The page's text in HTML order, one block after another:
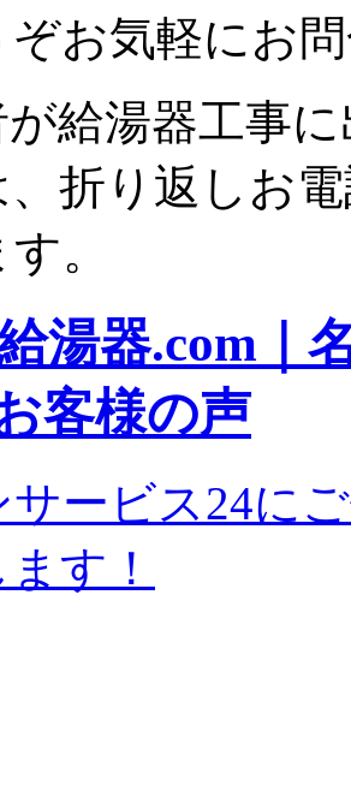
ぞお気軽にお
給湯器工事
折り返しお
。
サービス24に
す！